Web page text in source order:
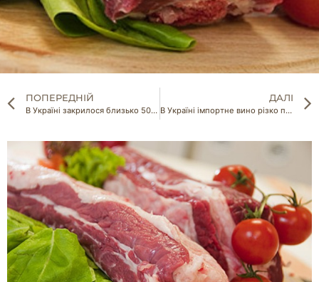
ПОПЕРЕДНІЙ
В Україні закрилося близько 500 равликових ферм
ДАЛІ
В Україні імпортне вино різко подорожчає